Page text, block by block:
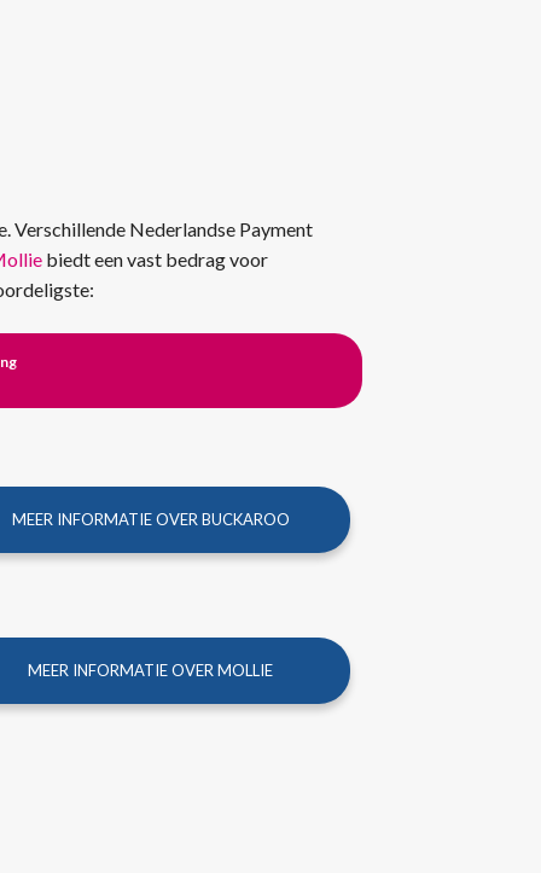
Verschillende Nederlandse Payment
biedt een vast bedrag voor
MEER INFORMATIE OVER BUCKAROO
MEER INFORMATIE OVER MOLLIE